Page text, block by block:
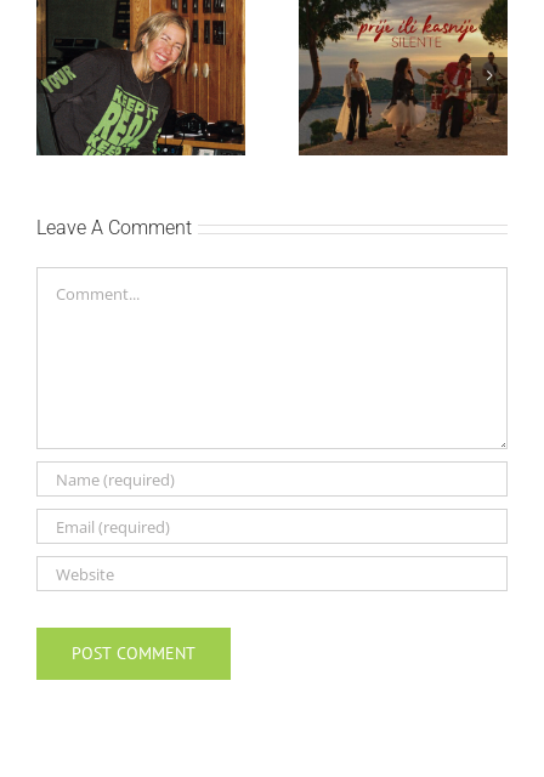
Ellie Goulding otkriva
nežniju stranu novim
singlom „4 Seasons“
Silente objavio novi
singl “Prije ili kasnije”
Leave A Comment